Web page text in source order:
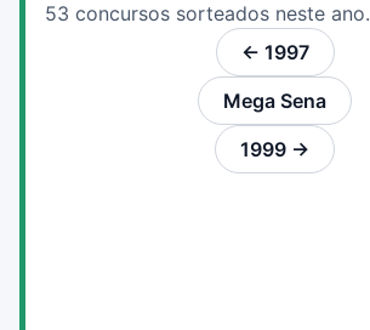
53 concursos sorteados neste ano.
← 1997
Mega Sena
1999 →